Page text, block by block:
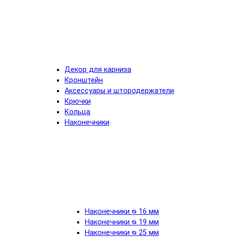
Декор для карниза
Кронштейн
Аксессуары и штородержатели
Крючки
Кольца
Наконечники
Наконечники ᴓ 16 мм
Наконечники ᴓ 19 мм
Наконечники ᴓ 25 мм